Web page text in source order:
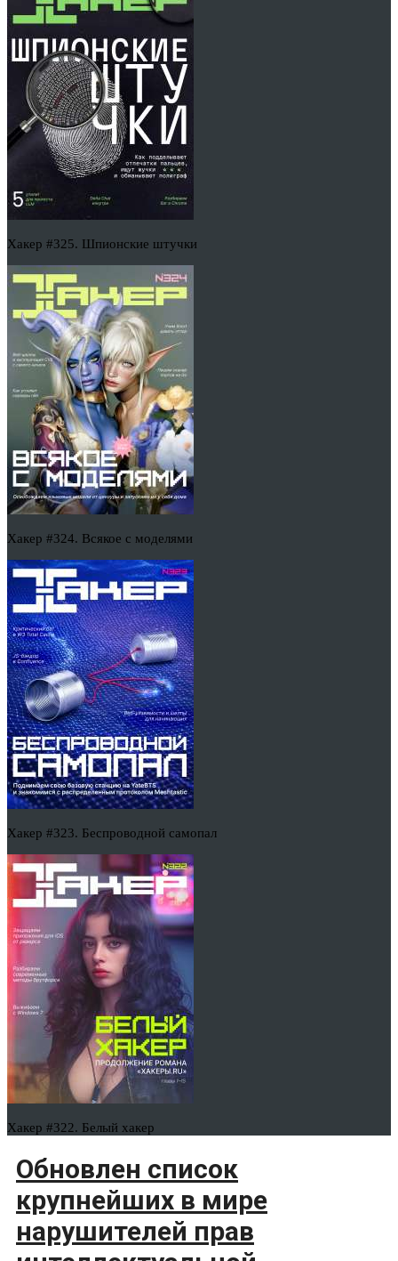
Хакер #325. Шпионские штучки
Хакер #324. Всякое с моделями
Хакер #323. Беспроводной самопал
Хакер #322. Белый хакер
Обновлен список
крупнейших в мире
нарушителей прав